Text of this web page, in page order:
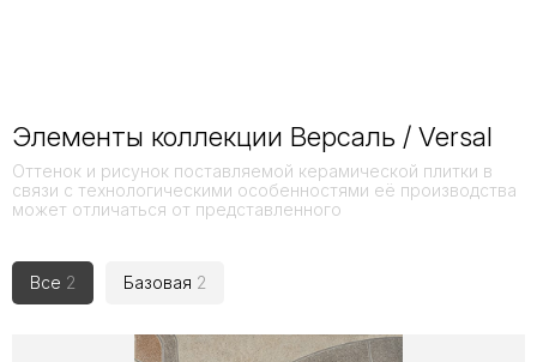
Элементы коллекции Версаль / Versal
Оттенок и рисунок поставляемой керамической плитки в
связи с технологическими особенностями её производства
может отличаться от представленного
Все 2 Базовая 2